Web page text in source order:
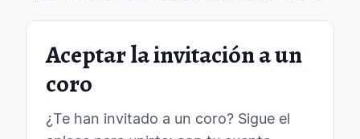
Aceptar la invitación a un
coro
¿Te han invitado a un coro? Sigue el